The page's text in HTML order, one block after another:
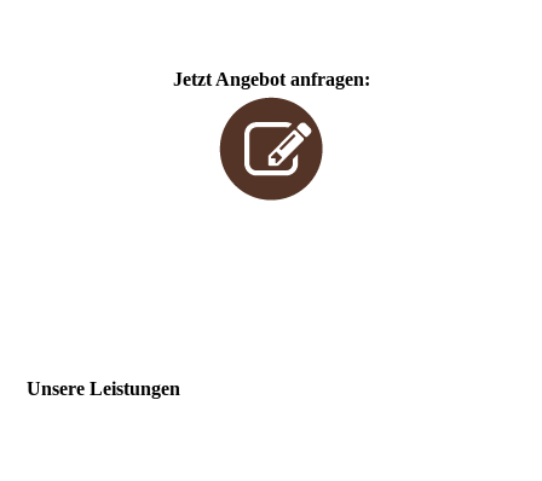
Jetzt Angebot anfragen:
Unsere Leistungen